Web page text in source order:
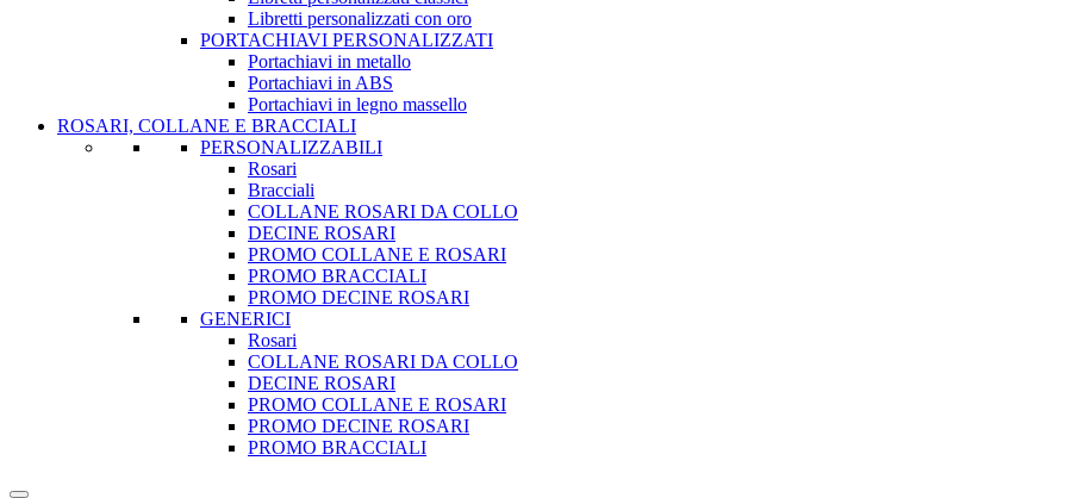
Libretti personalizzati con oro
PORTACHIAVI PERSONALIZZATI
Portachiavi in metallo
Portachiavi in ABS
Portachiavi in legno massello
ROSARI, COLLANE E BRACCIALI
PERSONALIZZABILI
Rosari
Bracciali
COLLANE ROSARI DA COLLO
DECINE ROSARI
PROMO COLLANE E ROSARI
PROMO BRACCIALI
PROMO DECINE ROSARI
GENERICI
Rosari
COLLANE ROSARI DA COLLO
DECINE ROSARI
PROMO COLLANE E ROSARI
PROMO DECINE ROSARI
PROMO BRACCIALI